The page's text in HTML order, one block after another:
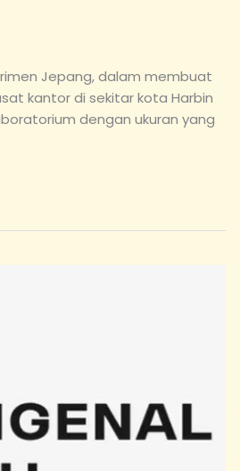
Jepang, dalam membuat
kantor di sekitar kota Harbin
dengan ukuran yang